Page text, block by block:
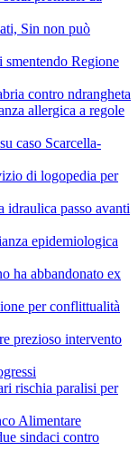
Sin non può
Regione
contro ndrangheta
allergica a regole
caso Scarcella-
di logopedia per
idraulica passo avanti
epidemiologica
ha abbandonato ex
per conflittualità
prezioso intervento
rischia paralisi per
Alimentare
sindaci contro